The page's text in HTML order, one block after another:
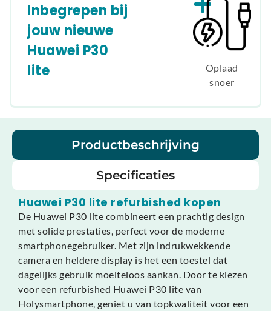
Inbegrepen bij
jouw nieuwe
Huawei P30
lite
Oplaad
snoer
Productbeschrijving
Specificaties
Huawei P30 lite refurbished kopen
De Huawei P30 lite combineert een prachtig design
met solide prestaties, perfect voor de moderne
smartphonegebruiker. Met zijn indrukwekkende
camera en heldere display is het een toestel dat
dagelijks gebruik moeiteloos aankan. Door te kiezen
voor een refurbished Huawei P30 lite van
Holysmartphone, geniet u van topkwaliteit voor een